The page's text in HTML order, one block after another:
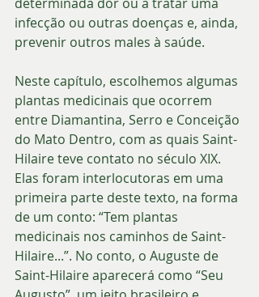
infecção ou outras doenças e, ainda,
prevenir outros males à saúde.
Neste capítulo, escolhemos algumas
plantas medicinais que ocorrem
entre Diamantina, Serro e Conceição
do Mato Dentro, com as quais Saint-
Hilaire teve contato no século XIX.
Elas foram interlocutoras em uma
primeira parte deste texto, na forma
de um conto: “Tem plantas
medicinais nos caminhos de Saint-
Hilaire...”. No conto, o Auguste de
Saint-Hilaire aparecerá como “Seu